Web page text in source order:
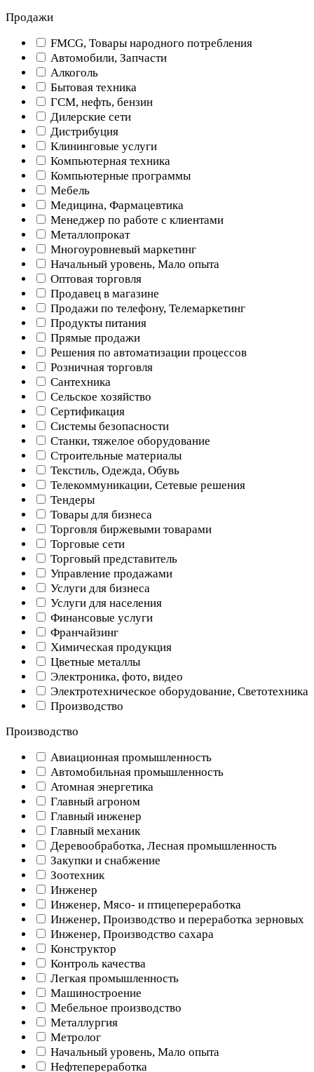
Продажи
FMCG, Товары народного потребления
Автомобили, Запчасти
Алкоголь
Бытовая техника
ГСМ, нефть, бензин
Дилерские сети
Дистрибуция
Клининговые услуги
Компьютерная техника
Компьютерные программы
Мебель
Медицина, Фармацевтика
Менеджер по работе с клиентами
Металлопрокат
Многоуровневый маркетинг
Начальный уровень, Мало опыта
Оптовая торговля
Продавец в магазине
Продажи по телефону, Телемаркетинг
Продукты питания
Прямые продажи
Решения по автоматизации процессов
Розничная торговля
Сантехника
Сельское хозяйство
Сертификация
Системы безопасности
Станки, тяжелое оборудование
Строительные материалы
Текстиль, Одежда, Обувь
Телекоммуникации, Сетевые решения
Тендеры
Товары для бизнеса
Торговля биржевыми товарами
Торговые сети
Торговый представитель
Управление продажами
Услуги для бизнеса
Услуги для населения
Финансовые услуги
Франчайзинг
Химическая продукция
Цветные металлы
Электроника, фото, видео
Электротехническое оборудование, Светотехника
Производство
Производство
Авиационная промышленность
Автомобильная промышленность
Атомная энергетика
Главный агроном
Главный инженер
Главный механик
Деревообработка, Лесная промышленность
Закупки и снабжение
Зоотехник
Инженер
Инженер, Мясо- и птицепереработка
Инженер, Производство и переработка зерновых
Инженер, Производство сахара
Конструктор
Контроль качества
Легкая промышленность
Машиностроение
Мебельное производство
Металлургия
Метролог
Начальный уровень, Мало опыта
Нефтепереработка